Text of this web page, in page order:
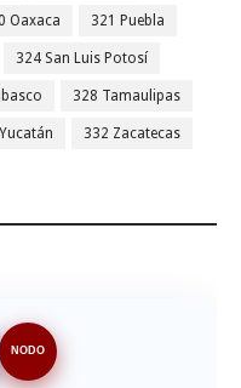
Oaxaca 321 Puebla
324 San Luis Potosí
328 Tamaulipas
332 Zacatecas
NODO